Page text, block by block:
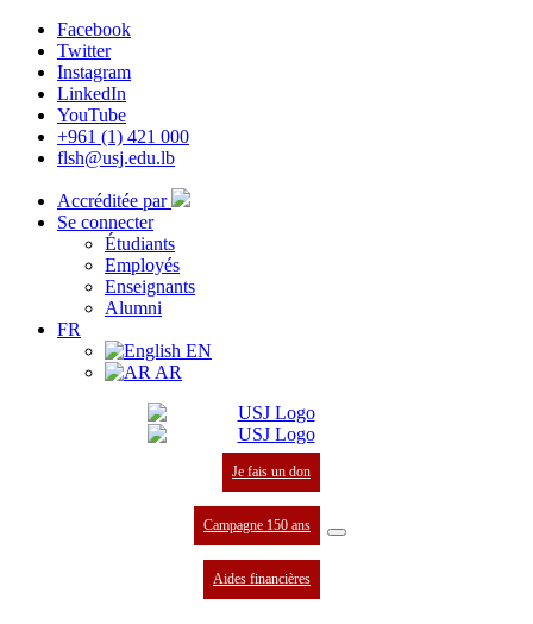
Facebook
Twitter
Instagram
LinkedIn
YouTube
+961 (1) 421 000
flsh@usj.edu.lb
Accréditée par
Se connecter
Étudiants
Employés
Enseignants
Alumni
FR
EN
AR
Je fais un don
Campagne 150 ans
Aides financières